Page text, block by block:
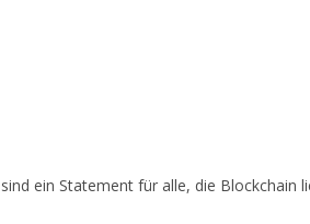
ein Statement für alle, die Blockchain